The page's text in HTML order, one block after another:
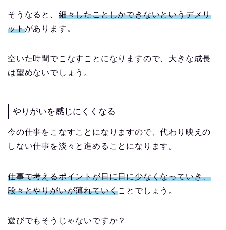
そうなると、 細々したことしかできないというデメリ
ットがあります。
空いた時間でこなすことになりますので、大きな成長
は望めないでしょう。
やりがいを感じにくくなる
今の仕事をこなすことになりますので、代わり映えの
しない仕事を淡々と進めることになります。
仕事で考えるポイントが日に日に少なくなっていき、
段々とやりがいが薄れていくことでしょう。
遊びでもそうじゃないですか？